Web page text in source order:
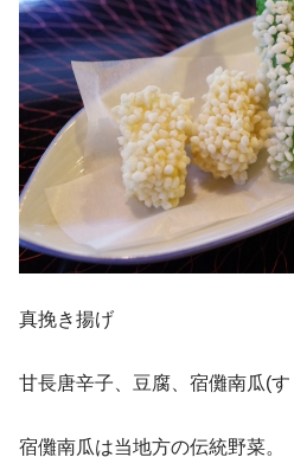
真挽き揚げ
甘長唐辛子、豆腐、宿儺南瓜(す
宿儺南瓜は当地方の伝統野菜。